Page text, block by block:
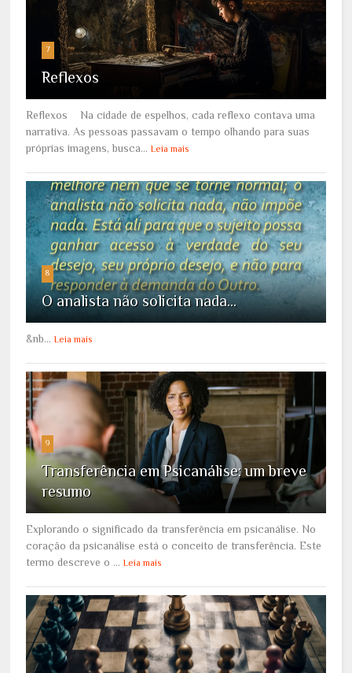
7
Reflexos
Reflexos Na cidade de espelhos, cada reflexo contava uma
narrativa. As pessoas passavam o tempo olhando para suas
próprias imagens, busca... Leia mais
8
O analista não solicita nada...
&nb... Leia mais
9
Transferência em Psicanálise: um breve
resumo
Explorando o significado da transferência em psicanálise. No
coração da psicanálise está o conceito de transferência. Este
termo descreve o ... Leia mais